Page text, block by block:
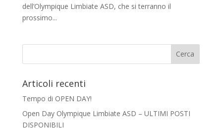
dell’Olympique Limbiate ASD, che si terranno il
prossimo...
Articoli recenti
Tempo di OPEN DAY! ️
Open Day Olympique Limbiate ASD – ULTIMI POSTI
DISPONIBILI